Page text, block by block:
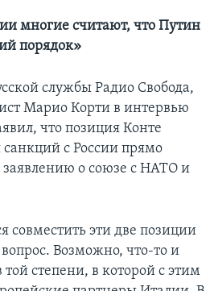
многие считают, что Путин
порядок»
службы Радио Свобода,
Марио Корти в интервью
что позиция Конте
санкций с России прямо
заявлению о союзе с НАТО и
совместить эти две позиции
Возможно, что-то и
степени, в которой с этим